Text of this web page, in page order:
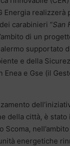
Energia realizzerà
carabinieri “San
di un
supportato
e della
Enea e Gse (il
della città, è stato
Scoma,
energetiche